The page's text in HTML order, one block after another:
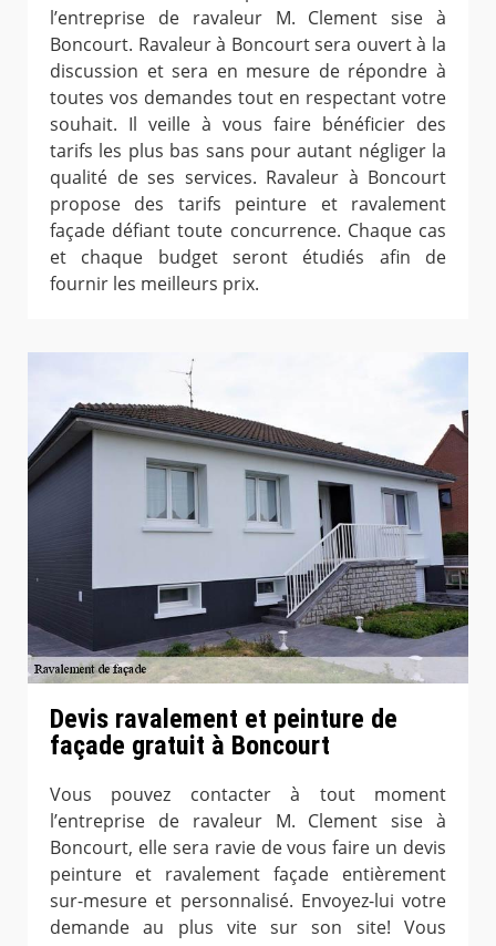
l’entreprise de ravaleur M. Clement sise à
Boncourt. Ravaleur à Boncourt sera ouvert à la
discussion et sera en mesure de répondre à
toutes vos demandes tout en respectant votre
souhait. Il veille à vous faire bénéficier des
tarifs les plus bas sans pour autant négliger la
qualité de ses services. Ravaleur à Boncourt
propose des tarifs peinture et ravalement
façade défiant toute concurrence. Chaque cas
et chaque budget seront étudiés afin de
fournir les meilleurs prix.
Devis ravalement et peinture de
façade gratuit à Boncourt
Vous pouvez contacter à tout moment
l’entreprise de ravaleur M. Clement sise à
Boncourt, elle sera ravie de vous faire un devis
peinture et ravalement façade entièrement
sur-mesure et personnalisé. Envoyez-lui votre
demande au plus vite sur son site! Vous